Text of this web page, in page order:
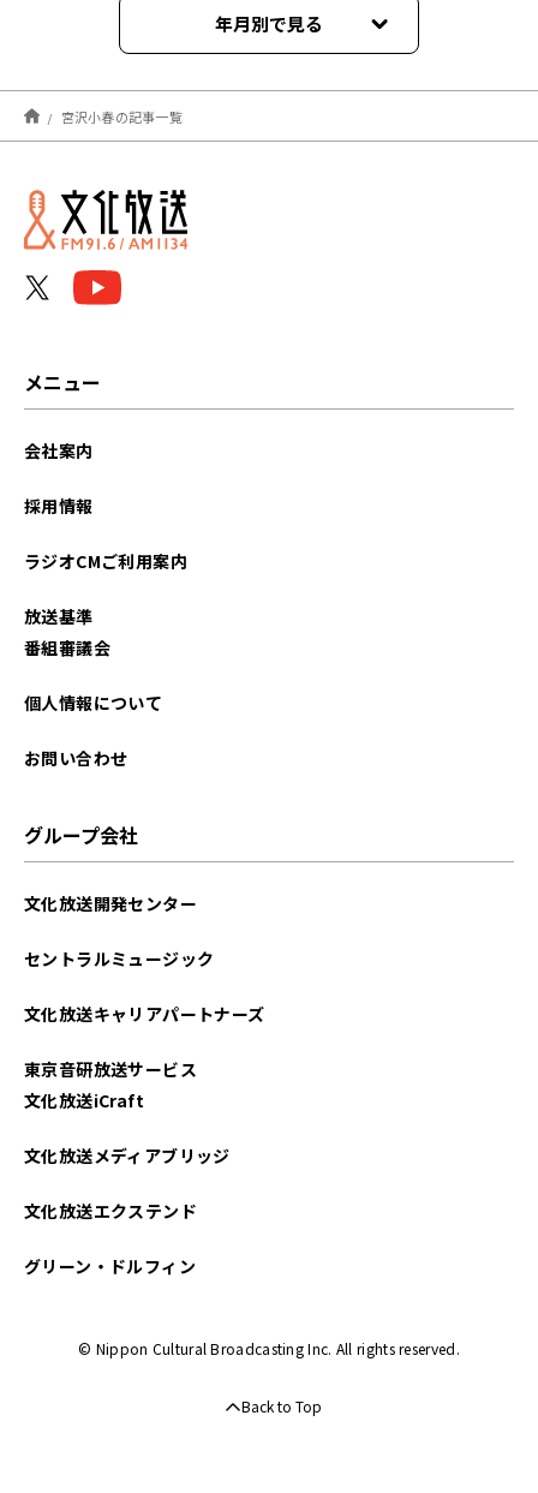
年月別で見る
2026年06月
2025年11月
2025年10月
宮沢小春の記事一覧
メニュー
会社案内
採用情報
ラジオCMご利用案内
放送基準
番組審議会
個人情報について
お問い合わせ
グループ会社
文化放送開発センター
セントラルミュージック
文化放送キャリアパートナーズ
東京音研放送サービス
文化放送iCraft
文化放送メディアブリッジ
文化放送エクステンド
グリーン・ドルフィン
© Nippon Cultural Broadcasting Inc. All rights reserved.
Back to Top